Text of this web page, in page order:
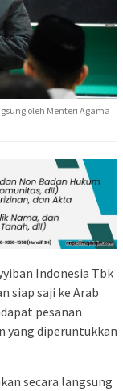
oleh Menteri Agama
Indonesia Tbk
siap saji ke Arab
pesanan
yang diperuntukkan
secara langsung